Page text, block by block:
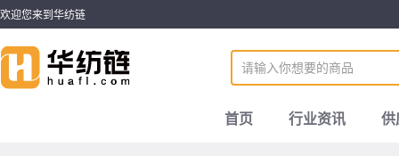
欢迎您来到华纺链
首页 行业资讯 供